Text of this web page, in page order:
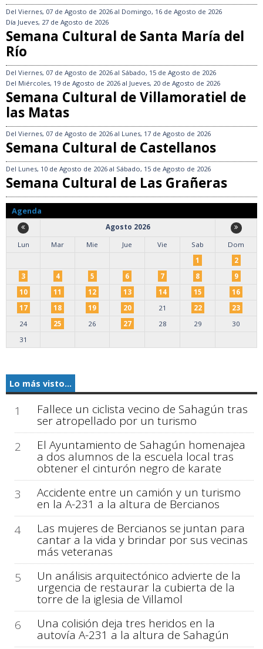
Del Viernes, 07 de Agosto de 2026 al Domingo, 16 de Agosto de 2026
Día Jueves, 27 de Agosto de 2026
Semana Cultural de Santa María del
Río
Del Viernes, 07 de Agosto de 2026 al Sábado, 15 de Agosto de 2026
Del Miércoles, 19 de Agosto de 2026 al Jueves, 20 de Agosto de 2026
Semana Cultural de Villamoratiel de
las Matas
Del Viernes, 07 de Agosto de 2026 al Lunes, 17 de Agosto de 2026
Semana Cultural de Castellanos
Del Lunes, 10 de Agosto de 2026 al Sábado, 15 de Agosto de 2026
Semana Cultural de Las Grañeras
Agenda
Agosto 2026
Lun
Mar Mie Jue Vie Sab
Dom
1
2
3
4 5 6 7 8
9
10
11 12 13 14 15
16
17
18 19 20 21 22
23
24
25 26 27 28 29
30
31
Lo más visto...
1 Fallece un ciclista vecino de Sahagún tras
ser atropellado por un turismo
2
El Ayuntamiento de Sahagún homenajea
a dos alumnos de la escuela local tras
obtener el cinturón negro de karate
3
Accidente entre un camión y un turismo
en la A-231 a la altura de Bercianos
4
Las mujeres de Bercianos se juntan para
cantar a la vida y brindar por sus vecinas
más veteranas
5
Un análisis arquitectónico advierte de la
urgencia de restaurar la cubierta de la
torre de la iglesia de Villamol
6
Una colisión deja tres heridos en la
autovía A-231 a la altura de Sahagún